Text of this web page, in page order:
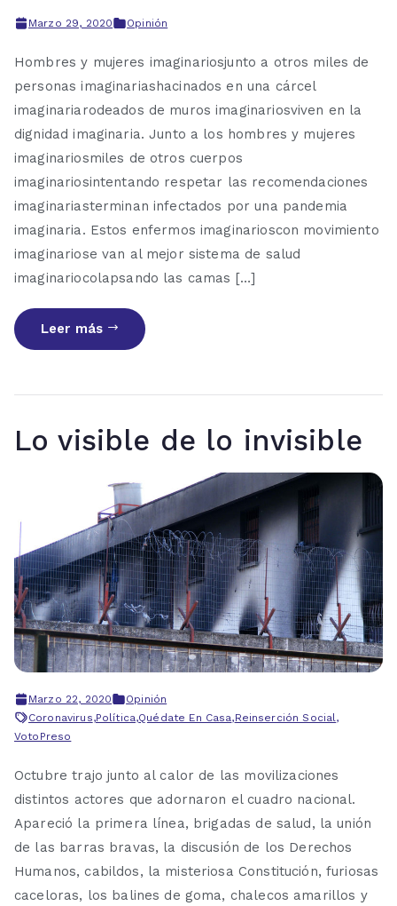
Marzo 29, 2020 Opinión
Hombres y mujeres imaginariosjunto a otros miles de
personas imaginariashacinados en una cárcel
imaginariarodeados de muros imaginariosviven en la
dignidad imaginaria. Junto a los hombres y mujeres
imaginariosmiles de otros cuerpos
imaginariosintentando respetar las recomendaciones
imaginariasterminan infectados por una pandemia
imaginaria. Estos enfermos imaginarioscon movimiento
imaginariose van al mejor sistema de salud
imaginariocolapsando las camas […]
Leer más
Lo visible de lo invisible
Marzo 22, 2020
Opinión
Coronavirus,Política,Quédate En Casa,Reinserción Social,
VotoPreso
Octubre trajo junto al calor de las movilizaciones
distintos actores que adornaron el cuadro nacional.
Apareció la primera línea, brigadas de salud, la unión
de las barras bravas, la discusión de los Derechos
Humanos, cabildos, la misteriosa Constitución, furiosas
caceloras, los balines de goma, chalecos amarillos y